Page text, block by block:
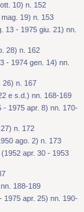
10) n. 152
19) n. 153
13 - 1975 giu. 21) nn.
28) n. 162
- 1974 gen. 14) nn.
26) n. 167
e s.d.) nn. 168-169
- 1975 apr. 8) nn. 170-
n. 172
ago. 2) n. 173
apr. 30 - 1953
188-189
1975 apr. 25) nn. 190-